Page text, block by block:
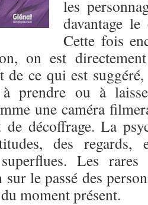
les
davantage
Cette fois
on est
de ce qui est
à prendre ou à
une caméra
décoffrage. La
des
Les
le passé des
moment présent.